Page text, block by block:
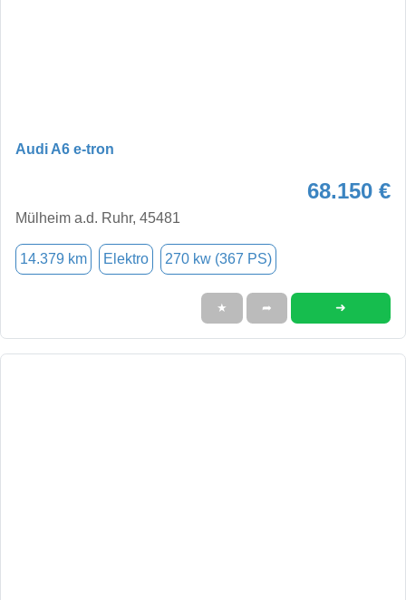
Audi A6 e-tron
68.150 €
Mülheim a.d. Ruhr, 45481
14.379 km Elektro 270 kw (367 PS)
★ ➦ ➜